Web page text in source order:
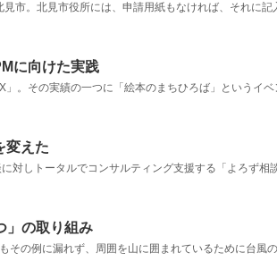
市。北見市役所には、申請用紙もなければ、それに
に向けた実践
。その実績の一つに「絵本のまちひろば」というイ
変えた
しトータルでコンサルティング支援する「よろず相
」の取り組み
の例に漏れず、周囲を山に囲まれているために台風